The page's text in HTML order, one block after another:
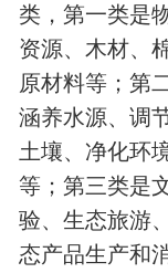
类，第一类是
资源、木材、
原材料等；第
涵养水源、调
土壤、净化环
等；第三类是
验、生态旅游
态产品生产和